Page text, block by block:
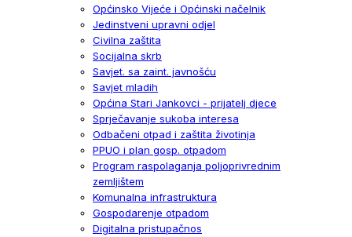
Općinsko Vijeće i Općinski načelnik
Jedinstveni upravni odjel
Civilna zaštita
Socijalna skrb
Savjet. sa zaint. javnošću
Savjet mladih
Općina Stari Jankovci - prijatelj djece
Sprječavanje sukoba interesa
Odbačeni otpad i zaštita životinja
PPUO i plan gosp. otpadom
Program raspolaganja poljoprivrednim
zemljištem
Komunalna infrastruktura
Gospodarenje otpadom
Digitalna pristupačnos